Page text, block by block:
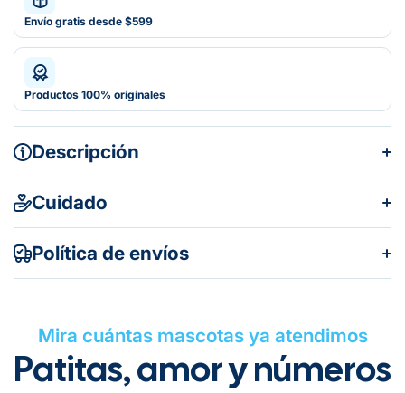
Envío gratis desde $599
Productos 100% originales
Descripción
Cuidado
Política de envíos
Mira cuántas mascotas ya atendimos
Patitas, amor y números